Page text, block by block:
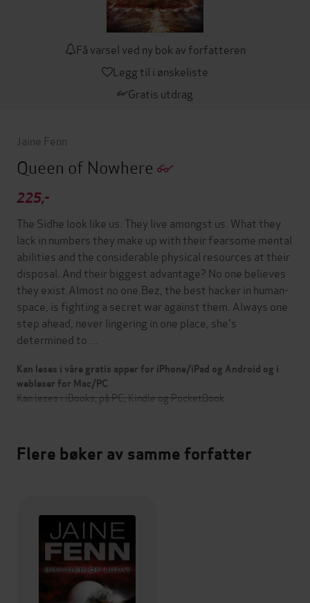
Få varsel ved ny bok av forfatteren
Legg til i ønskeliste
Gratis utdrag
Jaine Fenn
Queen of Nowhere
225,-
The Sidhe look like us. They live amongst us. What they
lack in numbers they make up with their fearsome mental
abilities and the considerable physical resources at their
disposal. And their biggest advantage? No one believes
they exist.Almost no one.Bez, the best hacker in human-
space, is fighting a secret war against them. Always one
step ahead, never lingering in one place, she's
determined to…
Kan leses i våre gratis apper for iPhone/iPad og Android og i
webleser for Mac/PC
Kan leses i iBooks, på PC, Kindle og PocketBook
Flere bøker av samme forfatter